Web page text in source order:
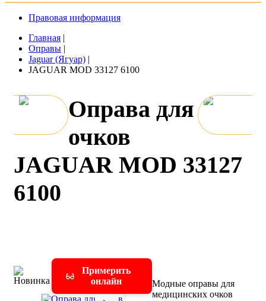
Правовая информация
Главная |
Оправы |
Jaguar (Ягуар) |
JAGUAR MOD 33127 6100
Оправа для
очков
JAGUAR MOD 33127
6100
Примерить
онлайн
Модные оправы для
медицинских очков